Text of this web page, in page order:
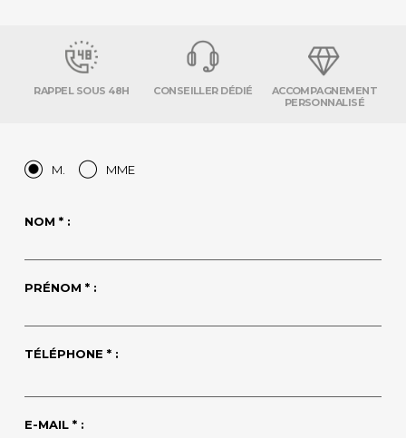
RAPPEL SOUS 48H CONSEILLER DÉDIÉ
ACCOMPAGNEMENT
PERSONNALISÉ
M. MME
NOM * :
PRÉNOM * :
TÉLÉPHONE * :
E-MAIL * :